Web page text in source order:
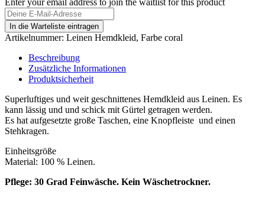
In die Warteliste eintragen
Artikelnummer: Leinen Hemdkleid, Farbe coral
Beschreibung
Zusätzliche Informationen
Produktsicherheit
Superluftiges und weit geschnittenes Hemdkleid aus Leinen. Es
kann lässig und und schick mit Gürtel getragen werden.
Es hat aufgesetzte große Taschen, eine Knopfleiste und einen
Stehkragen.
Einheitsgröße
Material: 100 % Leinen.
Pflege: 30 Grad Feinwäsche. Kein Wäschetrockner.